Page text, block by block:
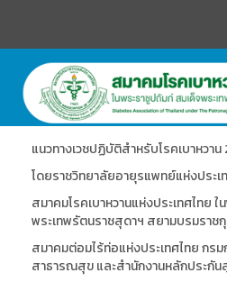
.
แนวทางเวชปฏิบัติสำหรับโรคเบาหวาน
โดยราชวิทยาลัยอายุรแพทย์แห่งประเ
สมาคมโรคเบาหวานแห่งประเทศไทย
พระเทพรัตนราชสุดาฯ สยามบรมราช
สมาคมต่อมไร้ท่อแห่งประเทศไทย กร
สาธารณสุข และสำนักงานหลักประกั